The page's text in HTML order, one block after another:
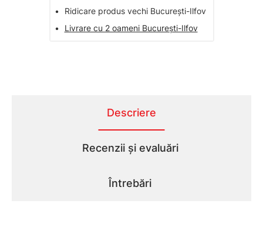
•
Ridicare produs vechi București-Ilfov
•
Livrare cu 2 oameni București-Ilfov
Descriere
Recenzii și evaluări
Întrebări